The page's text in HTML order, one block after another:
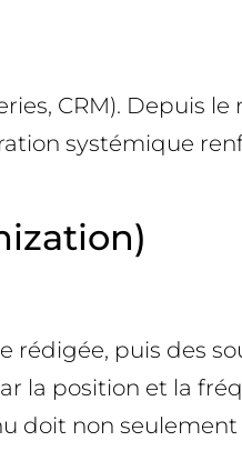
CRM). Depuis le
systémique
rédigée, puis des
la position et la
doit non